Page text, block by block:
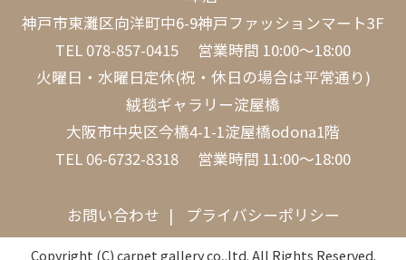
神戸市東灘区向洋町中6-9神戸ファッションマート3F
TEL 078-857-0415 営業時間 10:00～18:00
火曜日・水曜日定休(祝・休日の場合は平常通り)
絨毯ギャラリー淀屋橋
大阪市中央区今橋4-1-1淀屋橋odona1階
TEL 06-6732-8318 営業時間 11:00～18:00
お問い合わせ プライバシーポリシー
Copyright (C) carpet gallery co,.ltd. All Rights Reserved.